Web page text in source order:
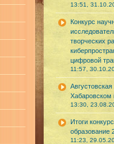
13:51,
Конкурс
творческих
цифровой
11:57,
Хабаровском
13:30,
Итоги
образование
11:23,